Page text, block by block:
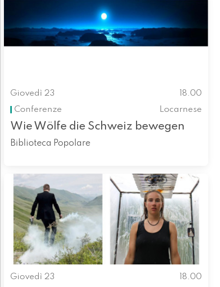
Giovedì 23
18.00
Conferenze
Locarnese
Wie Wölfe die Schweiz bewegen
Biblioteca Popolare
Giovedì 23
18.00